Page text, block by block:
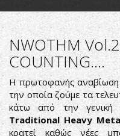
NWOTHM
COUNTING....
Η πρωτοφανής αναβίωση
την οποία ζούμε τα
κάτω από την
Traditional Heavy
κρατεί καθώς νέες